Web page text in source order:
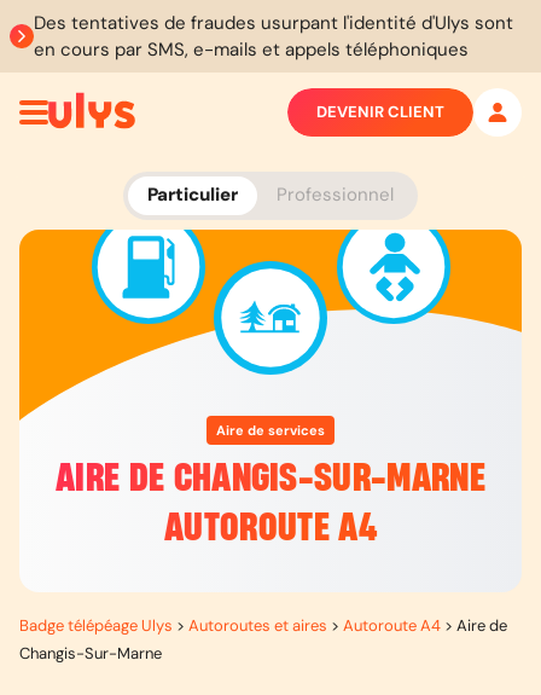
Des tentatives de fraudes usurpant l'identité d'Ulys sont
en cours par SMS, e-mails et appels téléphoniques
Particulier Professionnel
DEVENIR CLIENT
Aire de services
AIRE DE CHANGIS-SUR-MARNE
AUTOROUTE A4
Badge télépéage Ulys > Autoroutes et aires > Autoroute A4 > Aire de
Changis-Sur-Marne